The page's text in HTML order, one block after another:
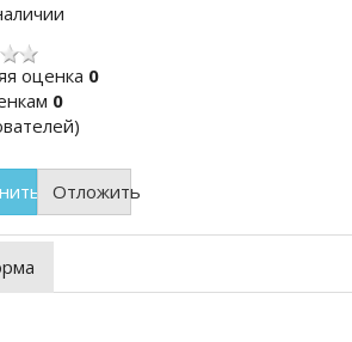
оценка 0
0
Отложить